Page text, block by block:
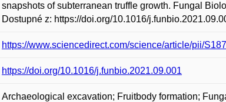
snapshots of subterranean truffle growth. Fungal
Dostupné z: https://doi.org/10.1016/
https://www.sciencedirect.com/science/article/pii/
https://doi.org/10.1016/j.funbio.2021.09.001
Archaeological excavation; Fruitbody formation;